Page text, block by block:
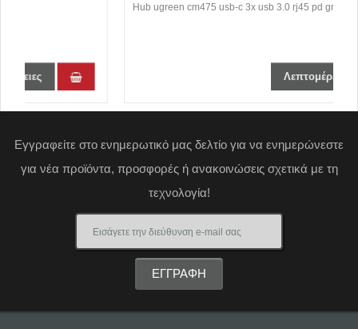
Hub ugreen cm475 usb-c 3x usb 3.0 rj45 pd grey 60600.
Εγγραφείτε στο ενημερωτικό μας δελτίο για να ενημερώνεστε
για νέα προϊόντα, προσφορές ή ανακοινώσεις σχετικά με τη
τεχνολογία!